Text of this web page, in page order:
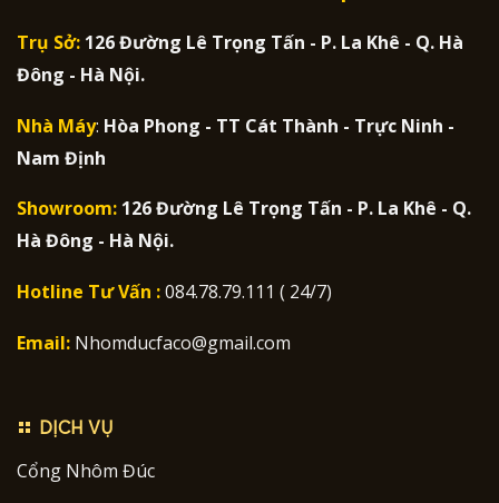
Trụ Sở: 126 Đường Lê Trọng Tấn - P. La Khê - Q. Hà
Đông - Hà Nội.
Nhà Máy: Hòa Phong - TT Cát Thành - Trực Ninh -
Nam Định
Showroom: 126 Đường Lê Trọng Tấn - P. La Khê - Q.
Hà Đông - Hà Nội.
Hotline Tư Vấn :084.78.79.111 ( 24/7)
Email: Nhomducfaco@gmail.com
DỊCH VỤ
Cổng Nhôm Đúc